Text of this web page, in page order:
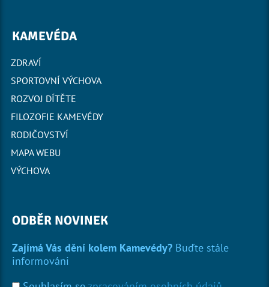
KAMEVÉDA
ZDRAVÍ
SPORTOVNÍ VÝCHOVA
ROZVOJ DÍTĚTE
FILOZOFIE KAMEVÉDY
RODIČOVSTVÍ
MAPA WEBU
VÝCHOVA
ODBĚR NOVINEK
Zajímá Vás dění kolem Kamevédy? Buďte stále
informováni